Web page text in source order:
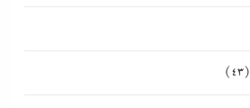
(43)